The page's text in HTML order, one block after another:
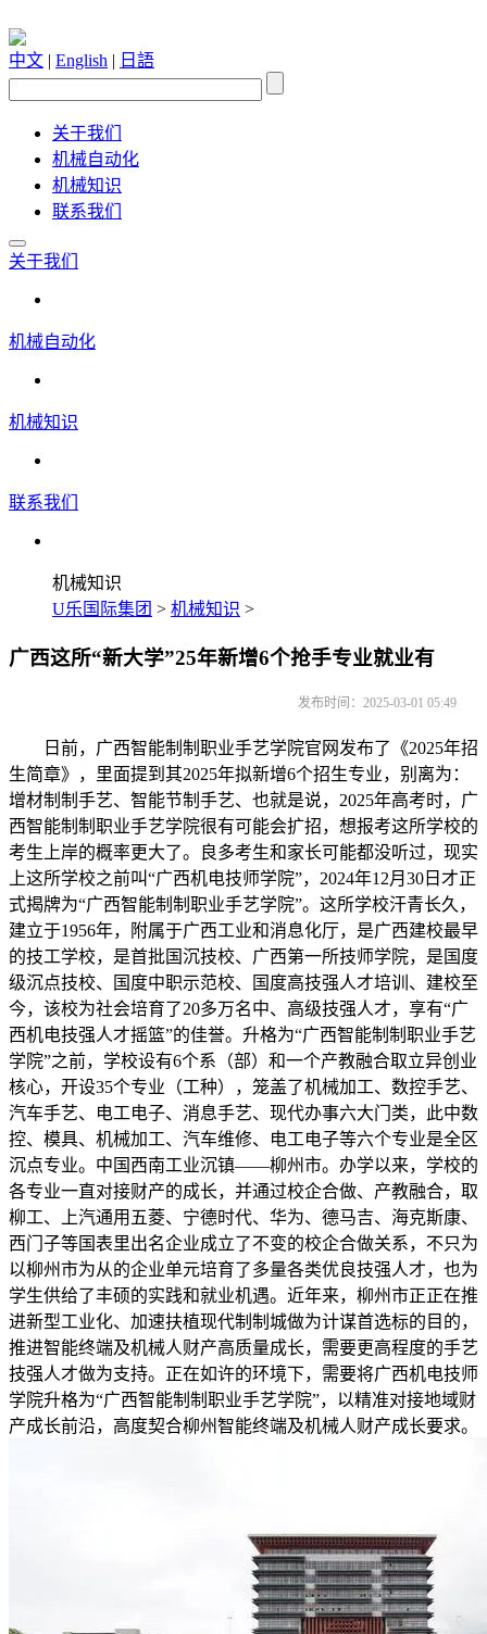
中文 | English | 日語
关于我们
机械自动化
机械知识
联系我们
关于我们
机械自动化
机械知识
联系我们
机械知识
U乐国际集团 > 机械知识 >
广西这所“新大学”25年新增6个抢手专业就业有
发布时间：2025-03-01 05:49
日前，广西智能制制职业手艺学院官网发布了《2025年招
生简章》，里面提到其2025年拟新增6个招生专业，别离为：
增材制制手艺、智能节制手艺、也就是说，2025年高考时，广
西智能制制职业手艺学院很有可能会扩招，想报考这所学校的
考生上岸的概率更大了。良多考生和家长可能都没听过，现实
上这所学校之前叫“广西机电技师学院”，2024年12月30日才正
式揭牌为“广西智能制制职业手艺学院”。这所学校汗青长久，
建立于1956年，附属于广西工业和消息化厅，是广西建校最早
的技工学校，是首批国沉技校、广西第一所技师学院，是国度
级沉点技校、国度中职示范校、国度高技强人才培训、建校至
今，该校为社会培育了20多万名中、高级技强人才，享有“广
西机电技强人才摇篮”的佳誉。升格为“广西智能制制职业手艺
学院”之前，学校设有6个系（部）和一个产教融合取立异创业
核心，开设35个专业（工种），笼盖了机械加工、数控手艺、
汽车手艺、电工电子、消息手艺、现代办事六大门类，此中数
控、模具、机械加工、汽车维修、电工电子等六个专业是全区
沉点专业。中国西南工业沉镇——柳州市。办学以来，学校的
各专业一直对接财产的成长，并通过校企合做、产教融合，取
柳工、上汽通用五菱、宁德时代、华为、德马吉、海克斯康、
西门子等国表里出名企业成立了不变的校企合做关系，不只为
以柳州市为从的企业单元培育了多量各类优良技强人才，也为
学生供给了丰硕的实践和就业机遇。近年来，柳州市正正在推
进新型工业化、加速扶植现代制制城做为计谋首选标的目的，
推进智能终端及机械人财产高质量成长，需要更高程度的手艺
技强人才做为支持。正在如许的环境下，需要将广西机电技师
学院升格为“广西智能制制职业手艺学院”，以精准对接地域财
产成长前沿，高度契合柳州智能终端及机械人财产成长要求。